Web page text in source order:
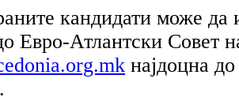
кандидати може да
Евро-Атлантски Совет
најдоцна